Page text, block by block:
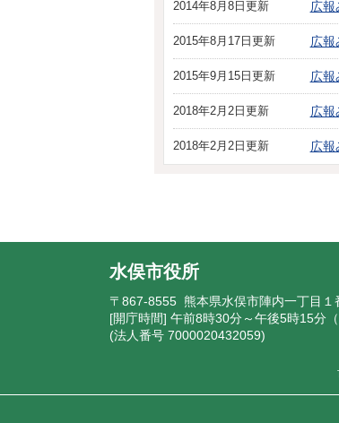
2014年8月8日更新 広報
2015年8月17日更新 広報
2015年9月15日更新 広報
2018年2月2日更新 広報
2018年2月2日更新 広報
水俣市役所
〒867-8555 熊本県水俣市陣内一丁目
[開庁時間] 午前8時30分～午後5時15分
(法人番号 7000020432059)